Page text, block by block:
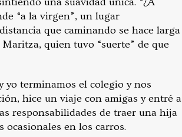
“a la virgen”, un lugar
que caminando se hace larga
quien tuvo “suerte” de que
yo terminamos el colegio y nos
hice un viaje con amigas y entré a
responsabilidades de traer una hija
en los carros.